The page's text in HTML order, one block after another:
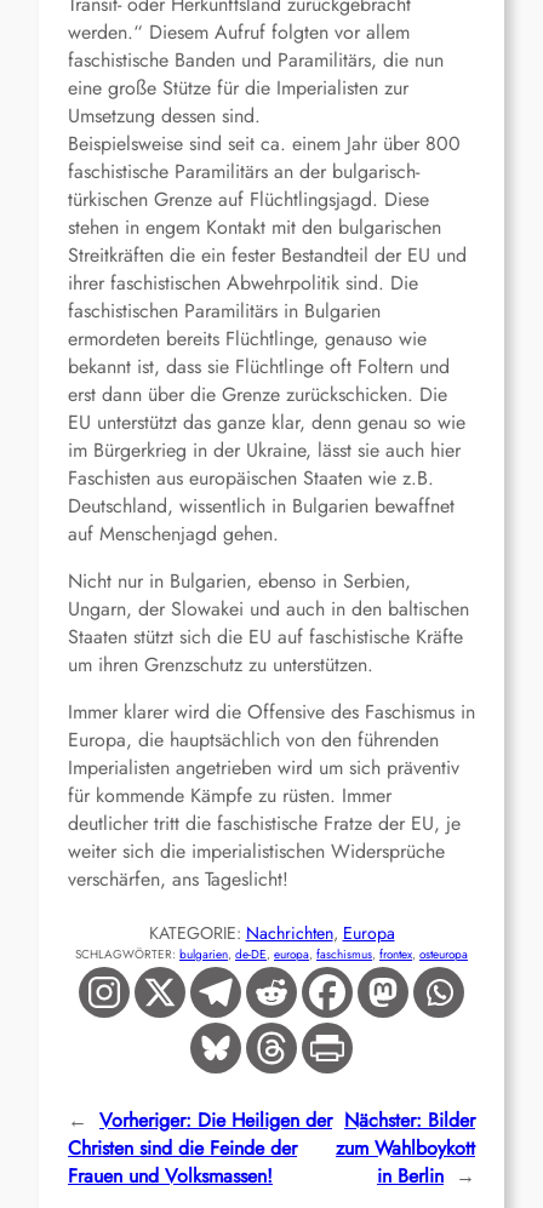
werden.“ Diesem Aufruf folgten vor allem
faschistische Banden und Paramilitärs, die nun
eine große Stütze für die Imperialisten zur
Umsetzung dessen sind.
Beispielsweise sind seit ca. einem Jahr über 800
faschistische Paramilitärs an der bulgarisch-
türkischen Grenze auf Flüchtlingsjagd. Diese
stehen in engem Kontakt mit den bulgarischen
Streitkräften die ein fester Bestandteil der EU und
ihrer faschistischen Abwehrpolitik sind. Die
faschistischen Paramilitärs in Bulgarien
ermordeten bereits Flüchtlinge, genauso wie
bekannt ist, dass sie Flüchtlinge oft Foltern und
erst dann über die Grenze zurückschicken. Die
EU unterstützt das ganze klar, denn genau so wie
im Bürgerkrieg in der Ukraine, lässt sie auch hier
Faschisten aus europäischen Staaten wie z.B.
Deutschland, wissentlich in Bulgarien bewaffnet
auf Menschenjagd gehen.
Nicht nur in Bulgarien, ebenso in Serbien,
Ungarn, der Slowakei und auch in den baltischen
Staaten stützt sich die EU auf faschistische Kräfte
um ihren Grenzschutz zu unterstützen.
Immer klarer wird die Offensive des Faschismus in
Europa, die hauptsächlich von den führenden
Imperialisten angetrieben wird um sich präventiv
für kommende Kämpfe zu rüsten. Immer
deutlicher tritt die faschistische Fratze der EU, je
weiter sich die imperialistischen Widersprüche
verschärfen, ans Tageslicht!
KATEGORIE: Nachrichten, Europa
SCHLAGWÖRTER: bulgarien, de-DE, europa, faschismus, frontex, osteuropa
← Vorheriger: Die Heiligen der
Christen sind die Feinde der
Frauen und Volksmassen!
Nächster: Bilder
zum Wahlboykott
in Berlin →